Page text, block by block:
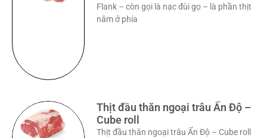
Flank – còn gọi là nạc đùi gọ – là phần thịt
nằm ở phía
Thịt đầu thăn ngoại trâu Ấn Độ –
Cube roll
Thịt đầu thăn ngoại trâu Ấn Độ – Cube roll